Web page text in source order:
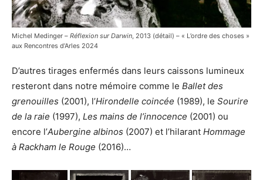
Michel Medinger – Réflexion sur Darwin , 2013 (détail) – « L’ordre des choses »
aux Rencontres d’Arles 2024
D’autres tirages enfermés dans leurs caissons lumineux
resteront dans notre mémoire comme le Ballet des
grenouilles (2001), l’Hirondelle coincée (1989), le Sourire
de la raie (1997), Les mains de l’innocence (2001) ou
encore l’Aubergine albinos (2007) et l’hilarant Hommage
à Rackham le Rouge (2016)…